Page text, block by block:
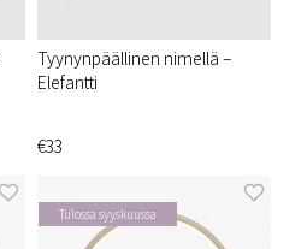
Tyynynpäällinen nimellä –
Elefantti
€33
Tulossa syyskuussa